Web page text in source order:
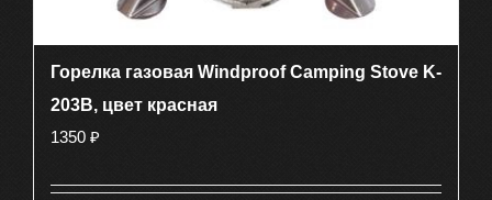
Горелка газовая Windproof Camping Stove K-
203В, цвет красная
1350 ₽